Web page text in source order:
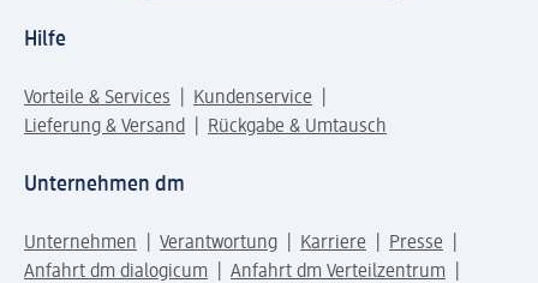
Hilfe
Vorteile & Services
Kundenservice
Lieferung & Versand
Rückgabe & Umtausch
Unternehmen dm
Unternehmen Verantwortung Karriere
Presse
Anfahrt dm dialogicum
Anfahrt dm Verteilzentrum